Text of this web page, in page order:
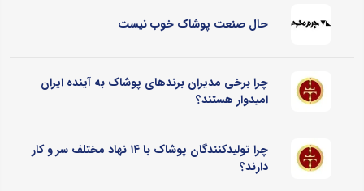
حال صنعت پوشاک خوب نیست
چرا برخی مدیران برندهای پوشاک به آینده ایران
امیدوار هستند؟
چرا تولیدکنندگان پوشاک با ۱۴ نهاد مختلف سر و کار
دارند؟